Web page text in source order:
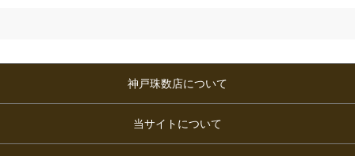
神戸珠数店について
当サイトについて